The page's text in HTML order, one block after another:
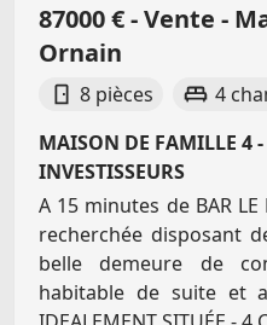
87000 € - Vente -
Ornain
8 pièces 4
MAISON DE FAMILLE 4
INVESTISSEURS
A 15 minutes de BAR
recherchée disposant
belle demeure de
habitable de suite et